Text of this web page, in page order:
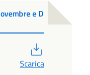
e D
Scarica